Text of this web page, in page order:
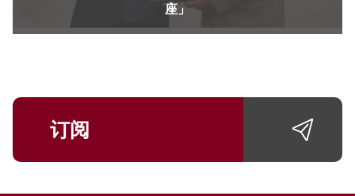
座」
订阅